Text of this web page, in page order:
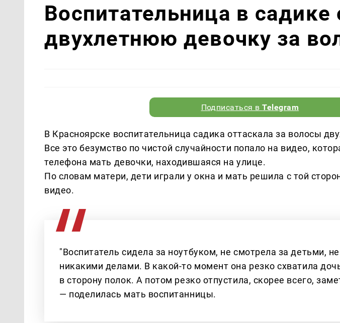
Воспитательница в садике
двухлетнюю девочку за
Подписаться вTelegram
В Красноярске воспитательница садика оттаскала за волосы
Все это безумство по чистой случайности попало на видео,
телефона мать девочки, находившаяся на улице.
По словам матери, дети играли у окна и мать решила с той
видео.
"Воспитатель сидела за ноутбуком, не смотрела за детьми,
никакими делами. В какой-то момент она резко схватила
в сторону полок. А потом резко отпустила, скорее всего,
— поделилась мать воспитанницы.